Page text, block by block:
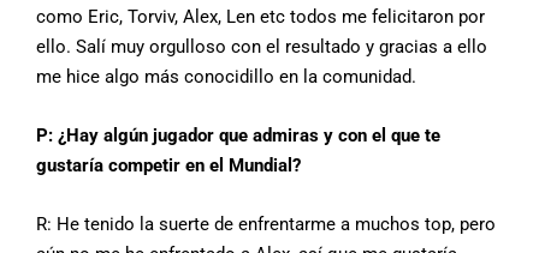
como Eric, Torviv, Alex, Len etc todos me felicitaron por
ello. Salí muy orgulloso con el resultado y gracias a ello
me hice algo más conocidillo en la comunidad.
P: ¿Hay algún jugador que admiras y con el que te
gustaría competir en el Mundial?
R: He tenido la suerte de enfrentarme a muchos top, pero